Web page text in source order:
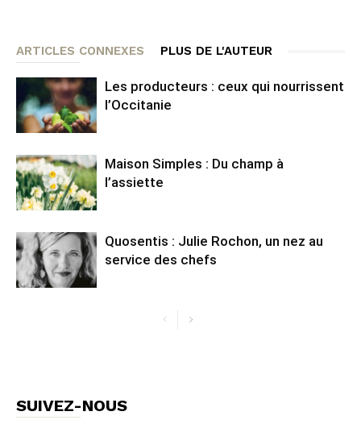
ARTICLES CONNEXES PLUS DE L'AUTEUR
Les producteurs : ceux qui nourrissent
l’Occitanie
Maison Simples : Du champ à
l’assiette
Quosentis : Julie Rochon, un nez au
service des chefs
SUIVEZ-NOUS